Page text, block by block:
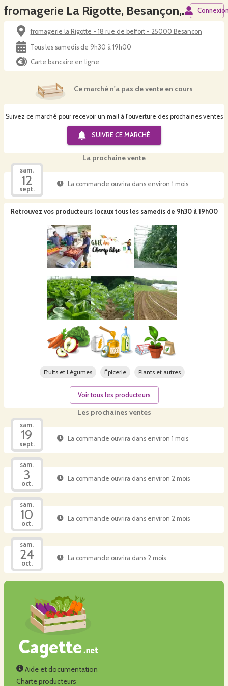
fromagerie La Rigotte, Besançon, samedi 9h30 - 12h30 / 15h-19h
fromagerie la Rigotte - 18 rue de belfort - 25000 Besancon
Tous les samedis de 9h30 à 19h00
Carte bancaire en ligne
Suivez ce marché pour recevoir un mail à l'ouverture des prochaines ventes
SUIVRE CE MARCHÉ
Ce marché n'a pas de vente en cours
La prochaine vente
sam.
12
sept.
La commande ouvrira dans environ 1 mois
Les prochaines ventes
sam.
19
sept.
La commande ouvrira dans environ 1 mois
sam.
3
oct.
La commande ouvrira dans environ 2 mois
sam.
10
oct.
La commande ouvrira dans environ 2 mois
sam.
24
oct.
La commande ouvrira dans 2 mois
Retrouvez vos producteurs locaux tous les samedis de 9h30 à 19h00
Fruits et Légumes Épicerie Plants et autres
Voir tous les producteurs
Aide et documentation
Charte producteurs